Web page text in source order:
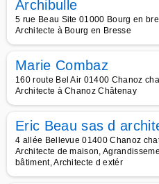
Archibulle
5 rue Beau Site 01000 Bourg en
Architecte à Bourg en Bresse
Marie Combaz
160 route Bel Air 01400 Chanoz
Architecte à Chanoz Châtenay
Eric Beau sas d
4 allée Bellevue 01400 Chanoz
Architecte de maison,
bâtiment, Architecte d extér